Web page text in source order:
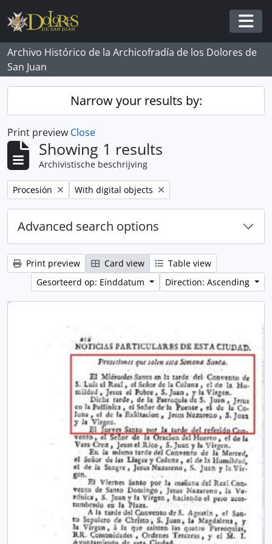
Skip to main content
Archivo Histórico de la Archicofradía de los Dolores de
San Juan
Narrow your results by:
Print preview Close
Showing 1 results
Archivistische beschrijving
Remove filter:
Procesión Remove filter:
With digital objects
Advanced search options
Print preview Card view
Table view
Gesorteerd op: Einddatum
Direction: Ascending